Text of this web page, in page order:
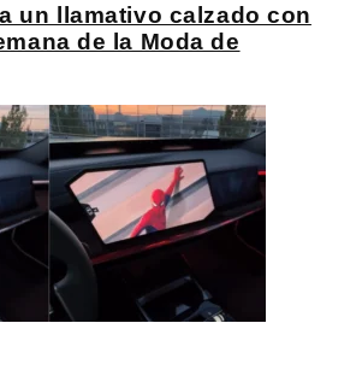
un llamativo calzado con
de la Moda de